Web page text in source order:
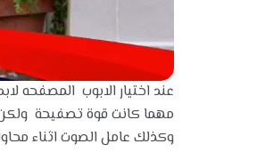
عند اختيار الابوب المصفحه
مهما كانت قوة تصفيحة ولكن
وكذلك عامل الصوت اثناء